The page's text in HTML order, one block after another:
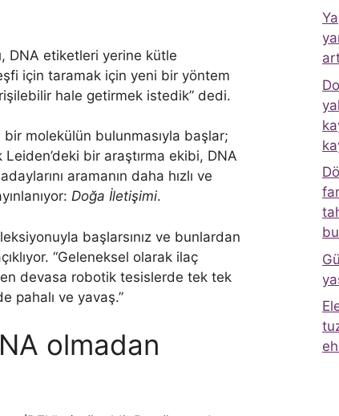
DNA etiketleri yerine kütle
için taramak için yeni bir yöntem
hale getirmek istedik” dedi.
molekülün bulunmasıyla başlar;
bir araştırma ekibi, DNA
aramanın daha hızlı ve
Doğa İletişimi.
başlarsınız ve bunlardan
“Geleneksel olarak ilaç
devasa robotik tesislerde tek tek
pahalı ve yavaş.”
olmadan